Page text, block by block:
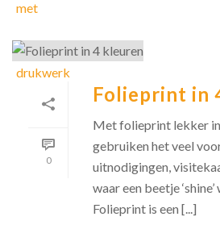
0
Folieprint in
Met folieprint lekker
gebruiken het veel
uitnodigingen,
waar een beetje
Folieprint is een [...]